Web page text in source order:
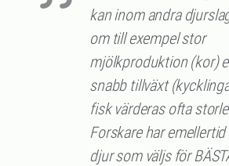
kan inom andra
om till exempel stor
mjölkproduktion (kor)
snabb tillväxt
fisk värderas ofta
Forskare har
djur som väljs för